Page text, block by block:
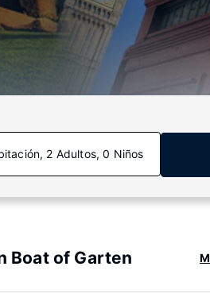
2 Adultos, 0 Niños
Boat of Garten